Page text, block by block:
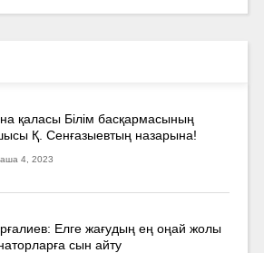
қаласы Білім басқармасының
Қ. Сенғазыевтың назарына!
4, 2023
Елге жағудың ең оңай жолы
сын айту